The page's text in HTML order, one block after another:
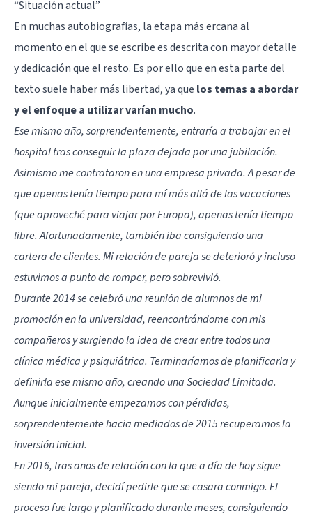
“Situación actual”
En muchas autobiografías, la etapa más ercana al
momento en el que se escribe es descrita con mayor detalle
y dedicación que el resto. Es por ello que en esta parte del
texto suele haber más libertad, ya que los temas a abordar
y el enfoque a utilizar varían mucho.
Ese mismo año, sorprendentemente, entraría a trabajar en el
hospital tras conseguir la plaza dejada por una jubilación.
Asimismo me contrataron en una empresa privada. A pesar de
que apenas tenía tiempo para mí más allá de las vacaciones
(que aproveché para viajar por Europa), apenas tenía tiempo
libre. Afortunadamente, también iba consiguiendo una
cartera de clientes. Mi relación de pareja se deterioró y incluso
estuvimos a punto de romper, pero sobrevivió.
Durante 2014 se celebró una reunión de alumnos de mi
promoción en la universidad, reencontrándome con mis
compañeros y surgiendo la idea de crear entre todos una
clínica médica y psiquiátrica. Terminaríamos de planificarla y
definirla ese mismo año, creando una Sociedad Limitada.
Aunque inicialmente empezamos con pérdidas,
sorprendentemente hacia mediados de 2015 recuperamos la
inversión inicial.
En 2016, tras años de relación con la que a día de hoy sigue
siendo mi pareja, decidí pedirle que se casara conmigo. El
proceso fue largo y planificado durante meses, consiguiendo